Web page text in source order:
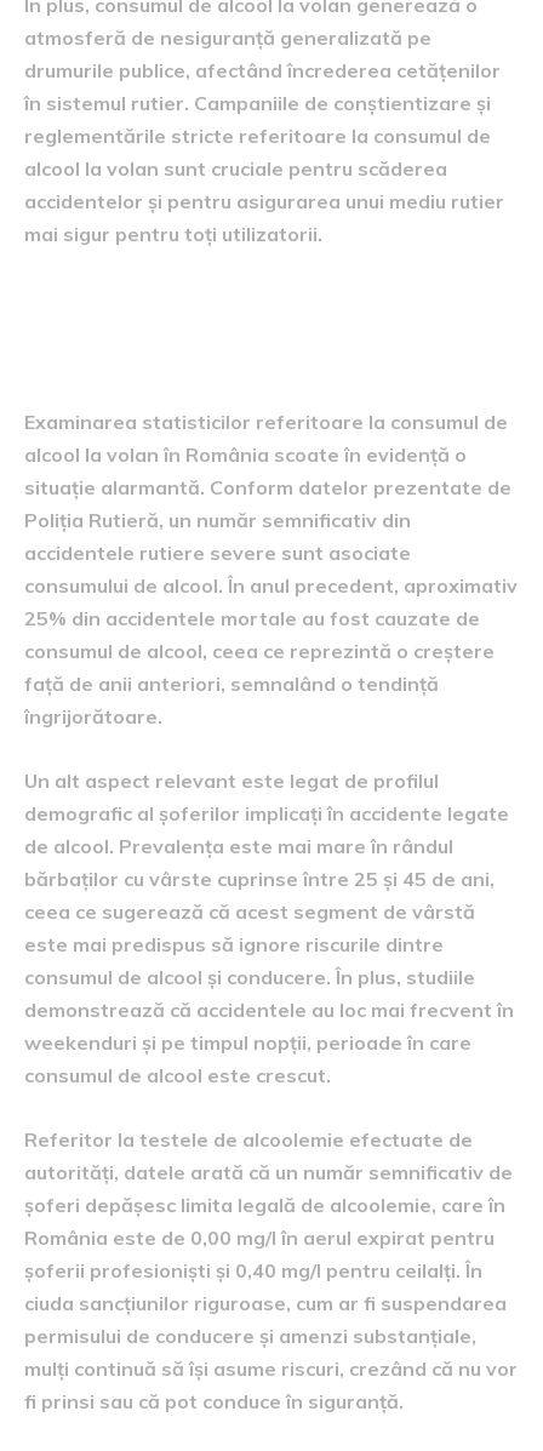
atmosferă de nesiguranță generalizată pe
drumurile publice, afectând încrederea cetățenilor
în sistemul rutier. Campaniile de conștientizare și
reglementările stricte referitoare la consumul de
alcool la volan sunt cruciale pentru scăderea
accidentelor și pentru asigurarea unui mediu rutier
mai sigur pentru toți utilizatorii.
Examinarea statisticilor referitoare la consumul de
alcool la volan în România scoate în evidență o
situație alarmantă. Conform datelor prezentate de
Poliția Rutieră, un număr semnificativ din
accidentele rutiere severe sunt asociate
consumului de alcool. În anul precedent, aproximativ
25% din accidentele mortale au fost cauzate de
consumul de alcool, ceea ce reprezintă o creștere
față de anii anteriori, semnalând o tendință
îngrijorătoare.
Un alt aspect relevant este legat de profilul
demografic al șoferilor implicați în accidente legate
de alcool. Prevalența este mai mare în rândul
bărbaților cu vârste cuprinse între 25 și 45 de ani,
ceea ce sugerează că acest segment de vârstă
este mai predispus să ignore riscurile dintre
consumul de alcool și conducere. În plus, studiile
demonstrează că accidentele au loc mai frecvent în
weekenduri și pe timpul nopții, perioade în care
consumul de alcool este crescut.
Referitor la testele de alcoolemie efectuate de
autorități, datele arată că un număr semnificativ de
șoferi depășesc limita legală de alcoolemie, care în
România este de 0,00 mg/l în aerul expirat pentru
șoferii profesioniști și 0,40 mg/l pentru ceilalți. În
ciuda sancțiunilor riguroase, cum ar fi suspendarea
permisului de conducere și amenzi substanțiale,
mulți continuă să își asume riscuri, crezând că nu vor
fi prinsi sau că pot conduce în siguranță.